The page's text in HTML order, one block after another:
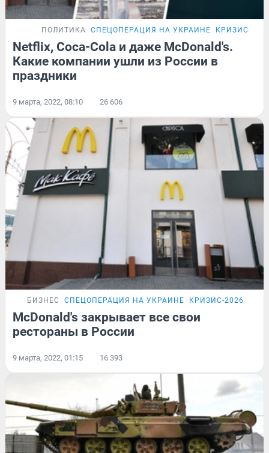
ПОЛИТИКА СПЕЦОПЕРАЦИЯ НА УКРАИНЕ КРИЗИС-
Netflix, Coca-Cola и даже McDonald's.
Какие компании ушли из России в
праздники
9 марта, 2022, 08:10 26 606
БИЗНЕС СПЕЦОПЕРАЦИЯ НА УКРАИНЕ КРИЗИС-2026
McDonald's закрывает все свои
рестораны в России
9 марта, 2022, 01:15 16 393